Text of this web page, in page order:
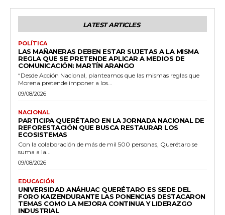
LATEST ARTICLES
POLÍTICA
LAS MAÑANERAS DEBEN ESTAR SUJETAS A LA MISMA
REGLA QUE SE PRETENDE APLICAR A MEDIOS DE
COMUNICACIÓN: MARTÍN ARANGO
“Desde Acción Nacional, planteamos que las mismas reglas que
Morena pretende imponer a los...
09/08/2026
NACIONAL
PARTICIPA QUERÉTARO EN LA JORNADA NACIONAL DE
REFORESTACIÓN QUE BUSCA RESTAURAR LOS
ECOSISTEMAS
Con la colaboración de más de mil 500 personas, Querétaro se
suma a la...
09/08/2026
EDUCACIÓN
UNIVERSIDAD ANÁHUAC QUERÉTARO ES SEDE DEL
FORO KAIZENDURANTE LAS PONENCIAS DESTACARON
TEMAS COMO LA MEJORA CONTINUA Y LIDERAZGO
INDUSTRIAL